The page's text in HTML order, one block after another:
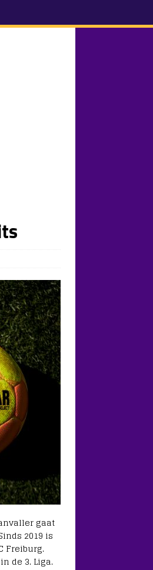
gaat
2019 is
Freiburg.
de 3. Liga.